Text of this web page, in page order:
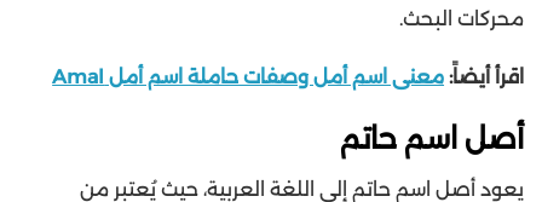
محركات البحث.
اقرأ أيضاً: معنى اسم أمل وصفات حاملة اسم أمل Amal
أصل اسم حاتم
يعود أصل اسم حاتم إلى اللغة العربية، حيث يُعتبر من